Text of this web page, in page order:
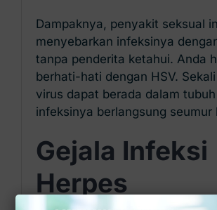
Dampaknya, penyakit seksual
menyebarkan infeksinya
tanpa penderita ketahui. Anda
berhati-hati dengan HSV.
virus dapat berada dalam
infeksinya berlangsung seumur
Gejala Infeksi
Herpes